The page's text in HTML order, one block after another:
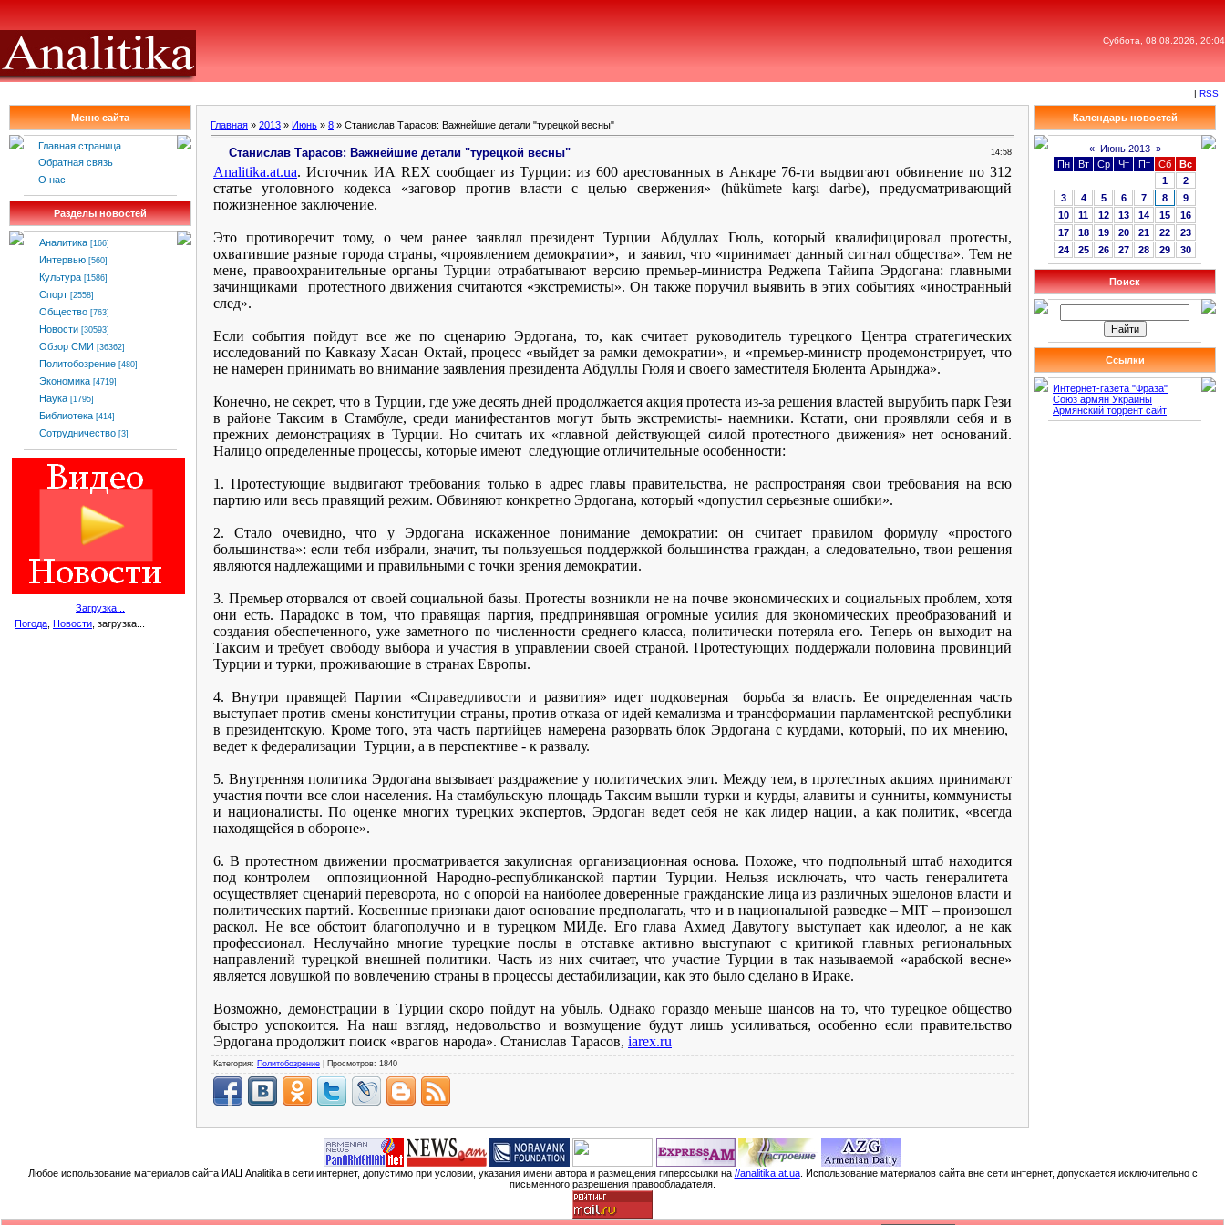
Суббота, 08.08.2026, 20:04
| RSS
Меню сайта
Главная страница
Обратная связь
О нас
Разделы новостей
Аналитика [166]
Интервью [560]
Культура [1586]
Спорт [2558]
Общество [763]
Новости [30593]
Обзор СМИ [36362]
Политобозрение [480]
Экономика [4719]
Наука [1795]
Библиотека [414]
Сотрудничество [3]
Загрузка...
Погода Новости , загрузка...
Главная » 2013 » Июнь » 8 » Станислав Тарасов: Важнейшие детали "турецкой весны"
Станислав Тарасов: Важнейшие детали "турецкой весны" 14:58
Analitika.at.ua. Источник ИАREX сообщает из Турции: из 600 арестованных в Анкаре 76-ти выдвигают обвинение по 312
статье уголовного кодекса «заговор против власти с целью свержения» (hükümete karşıdarbe), предусматривающий
пожизненное заключение.
Это противоречит тому, о чем ранее заявлял президент Турции Абдуллах Гюль, который квалифицировал протесты,
охватившие разные города страны, «проявлением демократии»,
и заявил, что «принимает данный сигнал общества». Тем не
мене, правоохранительные органы Турции отрабатывают версию премьер-министра Реджепа Тайипа Эрдогана: главными
зачинщиками
протестного движения считаются «экстремисты». Он также поручил выявить в этих событиях «иностранный
след».
Если события пойдут все же по сценарию Эрдогана, то, как считает руководитель турецкого Центра стратегических
исследований по Кавказу Хасан Октай, процесс «выйдет за рамки демократии», и «премьер-министр продемонстрирует, что
не намерен принимать во внимание заявления президента Абдуллы Гюля и своего заместителя Бюлента Арынджа».
Конечно, не секрет, что в Турции, где уже десять дней продолжается акция протеста из-за решения властей вырубить парк Гези
в районе Таксим в Стамбуле, среди манифестантов могут быть экстремисты- наемники. Кстати, они проявляли себя и в
прежних демонстрациях в Турции. Но считать их «главной действующей силой протестного движения» нет оснований.
Налицо определенные процессы, которые имеют следующие отличительные особенности:
1. Протестующие выдвигают требования только в адрес главы правительства, не распространяя свои требования на всю
партию или весь правящий режим. Обвиняют конкретно Эрдогана, который «допустил серьезные ошибки».
2. Стало очевидно, что у Эрдогана искаженное понимание демократии: он считает правилом формулу «простого
большинства»: если тебя избрали, значит, ты пользуешься поддержкой большинства граждан, а следовательно, твои решения
являются надлежащими и правильными с точки зрения демократии.
3. Премьер оторвался от своей социальной базы. Протесты возникли не на почве экономических и социальных проблем, хотя
они есть. Парадокс в том, что правящая партия, предпринявшая огромные усилия для экономических преобразований и
создания обеспеченного, уже заметного по численности среднего класса, политически потеряла его. Теперь он выходит на
Таксим и требует свободу выбора и участия в управлении своей страной. Протестующих поддержали половина провинций
Турции и турки, проживающие в странах Европы.
4. Внутри правящей Партии «Справедливости и развития» идет подковерная
борьба за власть. Ее определенная часть
выступает против смены конституции страны, против отказа от идей кемализма и трансформации парламентской республики
в президентскую. Кроме того, эта часть партийцев намерена разорвать блок Эрдогана с курдами, который, по их мнению,
ведет к федерализации Турции, а в перспективе - к развалу.
5. Внутренняя политика Эрдогана вызывает раздражение у политических элит. Между тем, в протестных акциях принимают
участия почти все слои населения. На стамбульскую площадь Таксим вышли турки и курды, алавиты и сунниты, коммунисты
и националисты. По оценке многих турецких экспертов, Эрдоган ведет себя не как лидер нации, а как политик, «всегда
находящейся в обороне».
6. В протестном движении просматривается закулисная организационная основа. Похоже, что подпольный штаб находится
под контролем
оппозиционной Народно-республиканской партии Турции. Нельзя исключать, что часть генералитета
осуществляет сценарий переворота, но с опорой на наиболее доверенные гражданские лица из различных эшелонов власти и
политических партий. Косвенные признаки дают основание предполагать, что и в национальной разведке –MIT – произошел
раскол. Не все обстоит благополучно и в турецком МИДе. Его глава Ахмед Давутогу выступает как идеолог, а не как
профессионал. Неслучайно многие турецкие послы в отставке активно выступают с критикой главных региональных
направлений турецкой внешней политики. Часть из них считает, что участие Турции в так называемой «арабской весне»
является ловушкой по вовлечению страны в процессы дестабилизации, как это было сделано в Ираке.
Возможно, демонстрации в Турции скоро пойдут на убыль. Однако гораздо меньше шансов на то, что турецкое общество
быстро успокоится. На наш взгляд, недовольство и возмущение будут лишь усиливаться, особенно если правительство
Эрдогана продолжит поиск «врагов народа». Станислав Тарасов, iarex.ru
Категория: Политобозрение | Просмотров: 1840
Календарь новостей
« Июнь 2013 »
Пн
Вт Ср Чт Пт Сб
Вс
1
2
3
4 5 6 7 8
9
10
11 12 13 14 15
16
17
18 19 20 21 22
23
24
25 26 27 28 29 30
Поиск
Ссылки
Интернет-газета "Фраза"
Союз армян Украины
Армянский торрент сайт
Любое использование материалов сайта ИАЦ Analitika в сети интернет, допустимо при условии, указания имени автора и размещения гиперссылки на //analitika.at.ua. Использование материалов сайта вне сети интернет, допускается исключительно с
письменного разрешения правообладателя.